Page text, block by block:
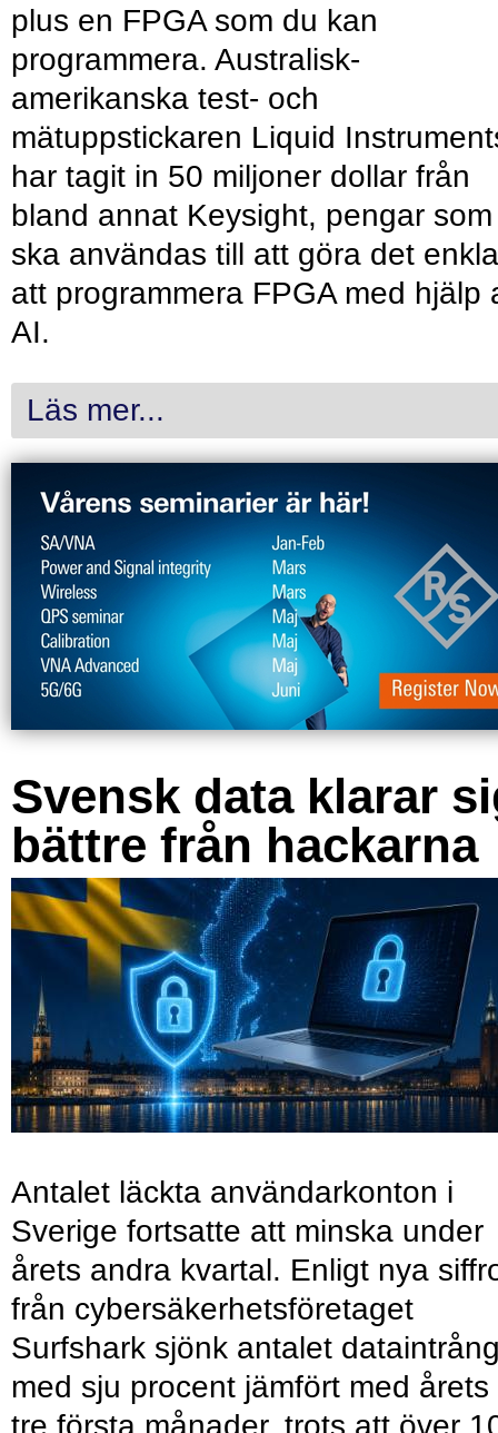
plus en FPGA som du kan
programmera. Australisk-
amerikanska test- och
mätuppstickaren Liquid
har tagit in 50 miljoner dollar från
bland annat Keysight, pengar som
ska användas till att göra det
att programmera FPGA med hjälp
AI.
Läs mer...
Svensk data klarar
bättre från hackarna
Antalet läckta användarkonton i
Sverige fortsatte att minska under
årets andra kvartal. Enligt nya
från cybersäkerhetsföretaget
Surfshark sjönk antalet
med sju procent jämfört med årets
tre första månader, trots att över